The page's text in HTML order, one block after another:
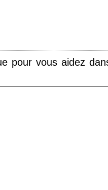
pour vous aidez